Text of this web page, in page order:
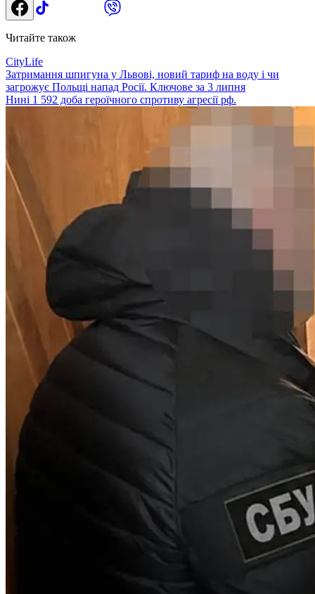
Читайте також
CityLife
Затримання шпигуна у Львові, новий тариф на воду і чи
загрожує Польщі напад Росії. Ключове за 3 липня
Нині 1 592 доба героїчного спротиву агресії рф.